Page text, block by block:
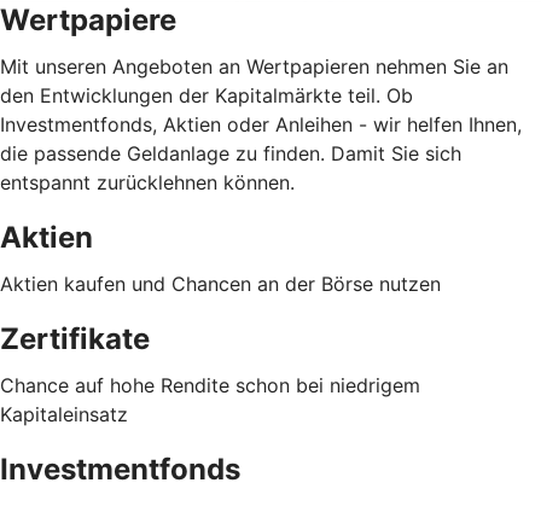
Wertpapiere
Mit unseren Angeboten an Wertpapieren nehmen Sie an
den Entwicklungen der Kapitalmärkte teil. Ob
Investmentfonds, Aktien oder Anleihen - wir helfen Ihnen,
die passende Geldanlage zu finden. Damit Sie sich
entspannt zurücklehnen können.
Aktien
Aktien kaufen und Chancen an der Börse nutzen
Zertifikate
Chance auf hohe Rendite schon bei niedrigem
Kapitaleinsatz
Investmentfonds